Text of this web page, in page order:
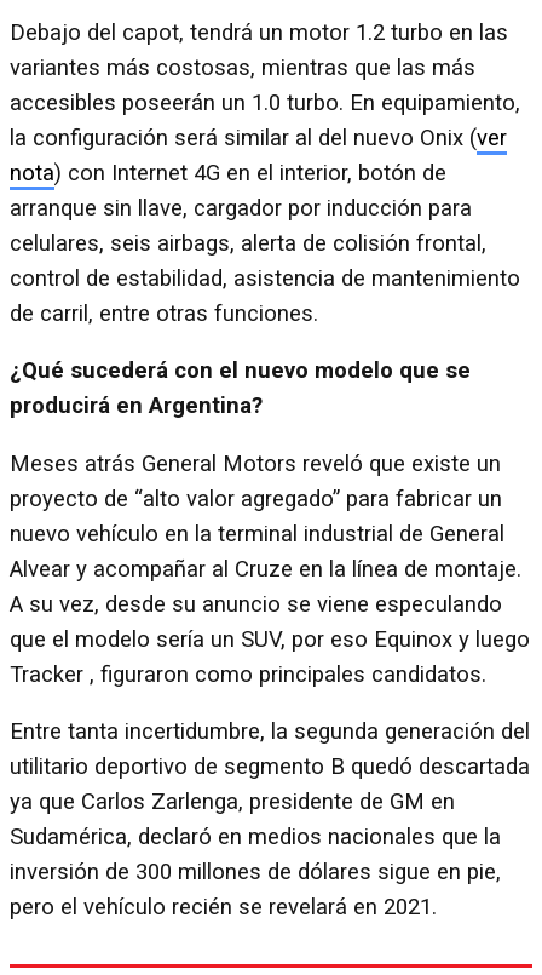
Debajo del capot, tendrá un motor 1.2 turbo en las
variantes más costosas, mientras que las más
accesibles poseerán un 1.0 turbo. En equipamiento,
la configuración será similar al del nuevo Onix (ver
nota) con Internet 4G en el interior, botón de
arranque sin llave, cargador por inducción para
celulares, seis airbags, alerta de colisión frontal,
control de estabilidad, asistencia de mantenimiento
de carril, entre otras funciones.
¿Qué sucederá con el nuevo modelo que se
producirá en Argentina?
Meses atrás General Motors reveló que existe un
proyecto de “alto valor agregado” para fabricar un
nuevo vehículo en la terminal industrial de General
Alvear y acompañar al Cruze en la línea de montaje.
A su vez, desde su anuncio se viene especulando
que el modelo sería un SUV, por eso Equinox y luego
Tracker , figuraron como principales candidatos.
Entre tanta incertidumbre, la segunda generación del
utilitario deportivo de segmento B quedó descartada
ya que Carlos Zarlenga, presidente de GM en
Sudamérica, declaró en medios nacionales que la
inversión de 300 millones de dólares sigue en pie,
pero el vehículo recién se revelará en 2021.